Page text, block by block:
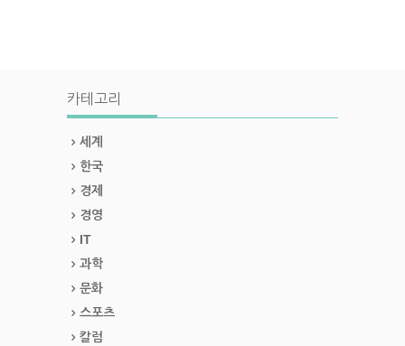
카테고리
세계
한국
경제
경영
IT
과학
문화
스포츠
칼럼